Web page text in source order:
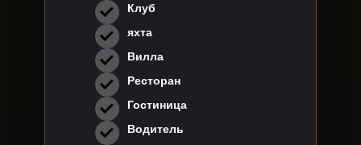
Клуб
яхта
Вилла
Ресторан
Гостиница
Водитель